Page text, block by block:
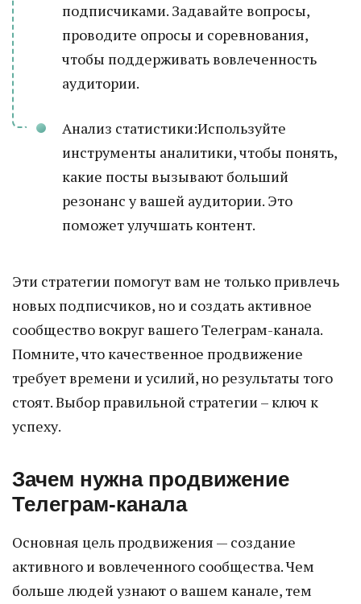
подписчиками. Задавайте вопросы,
проводите опросы и соревнования,
чтобы поддерживать вовлеченность
аудитории.
Анализ статистики:Используйте
инструменты аналитики, чтобы понять,
какие посты вызывают больший
резонанс у вашей аудитории. Это
поможет улучшать контент.
Эти стратегии помогут вам не только привлечь
новых подписчиков, но и создать активное
сообщество вокруг вашего Телеграм-канала.
Помните, что качественное продвижение
требует времени и усилий, но результаты того
стоят. Выбор правильной стратегии – ключ к
успеху.
Зачем нужна продвижение
Телеграм-канала
Основная цель продвижения — создание
активного и вовлеченного сообщества. Чем
больше людей узнают о вашем канале, тем